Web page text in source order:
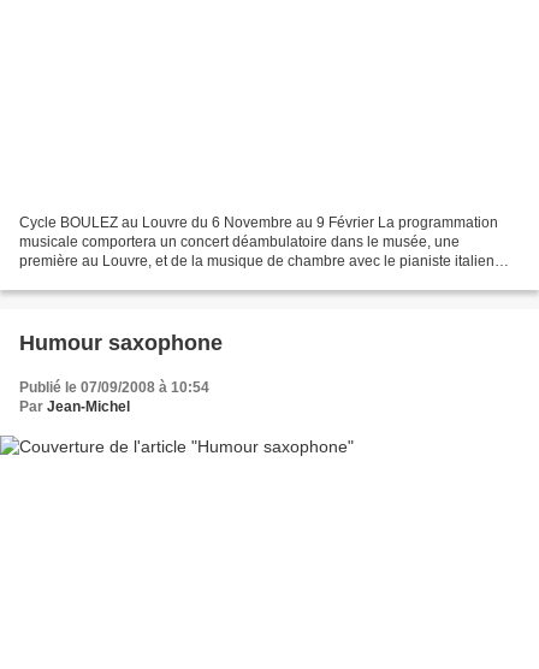
Cycle BOULEZ au Louvre du 6 Novembre au 9 Février La programmation
musicale comportera un concert déambulatoire dans le musée, une
première au Louvre, et de la musique de chambre avec le pianiste italien
Humour saxophone
Publié le 07/09/2008 à 10:54
Par Jean-Michel